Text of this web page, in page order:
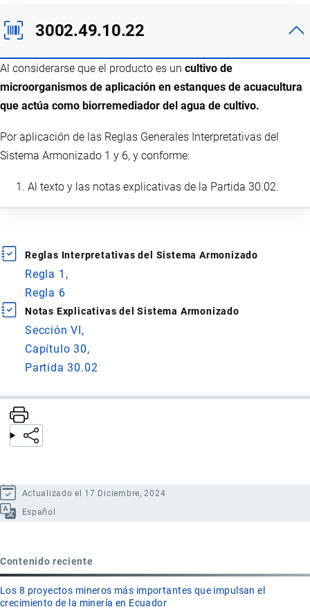
3002.49.10.22
Al considerarse que el producto es un cultivo de
microorganismos de aplicación en estanques de acuacultura
que actúa como biorremediador del agua de cultivo.
Por aplicación de las Reglas Generales Interpretativas del
Sistema Armonizado 1 y 6, y conforme:
Al texto y las notas explicativas de la Partida 30.02.
Reglas Interpretativas del Sistema Armonizado
Regla 1
Regla 6
Notas Explicativas del Sistema Armonizado
Sección VI
Capítulo 30
Partida 30.02
Actualizado el 17 Diciembre, 2024
Español
Contenido reciente
Los 8 proyectos mineros más importantes que impulsan el
crecimiento de la minería en Ecuador